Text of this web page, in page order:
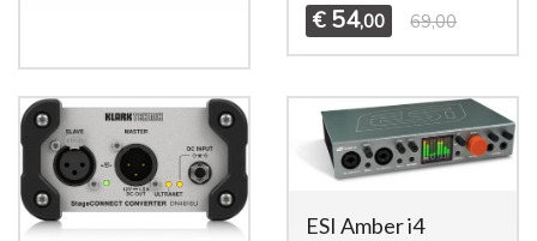
€ 54,00 69,00
ESI Amber i4